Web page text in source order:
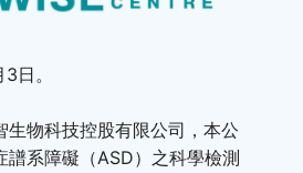
日。
生物科技控股有限公司，本公
譜系障礙（ASD）之科學檢測